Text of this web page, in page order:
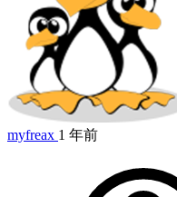
myfreax 1 年前